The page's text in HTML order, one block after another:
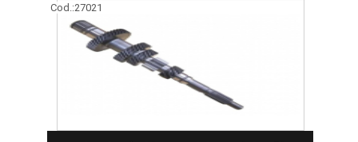
Cod.:27021